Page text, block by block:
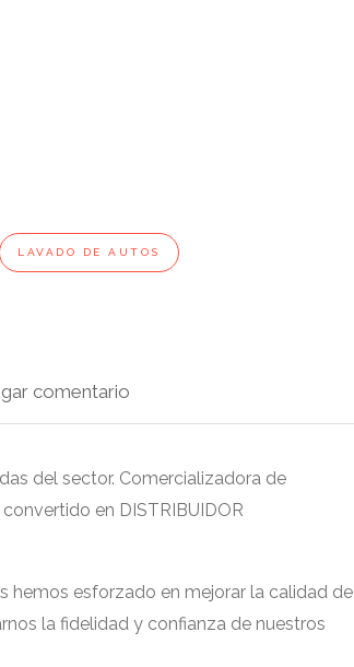
LAVADO DE AUTOS
comentario
del sector. Comercializadora de
en DISTRIBUIDOR
hemos esforzado en mejorar la calidad de
la fidelidad y confianza de nuestros